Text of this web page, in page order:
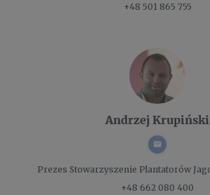
+48 501 865 755
Andrzej Krupiński
Prezes Stowarzyszenie Plantatorów
+48 662 080 400